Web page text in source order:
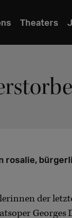
Theaters
rosalie,
der
Georges